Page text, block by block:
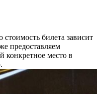
билета зависит
предоставляем
конкретное место в